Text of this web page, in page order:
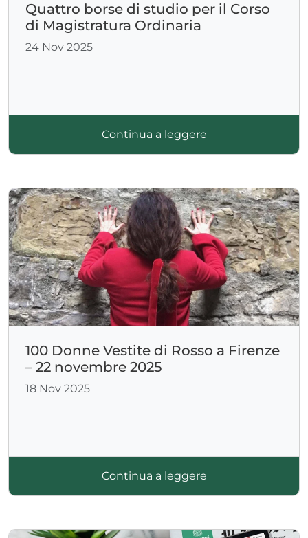
Quattro borse di studio per il Corso
di Magistratura Ordinaria
24 Nov 2025
Continua a leggere
100 Donne Vestite di Rosso a Firenze
– 22 novembre 2025
18 Nov 2025
Continua a leggere